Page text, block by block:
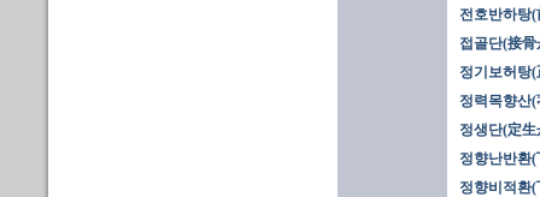
전호반하탕
접골단(接骨
정기보허탕
정력목향산
정생단(定生
정향난반환
정향비적환